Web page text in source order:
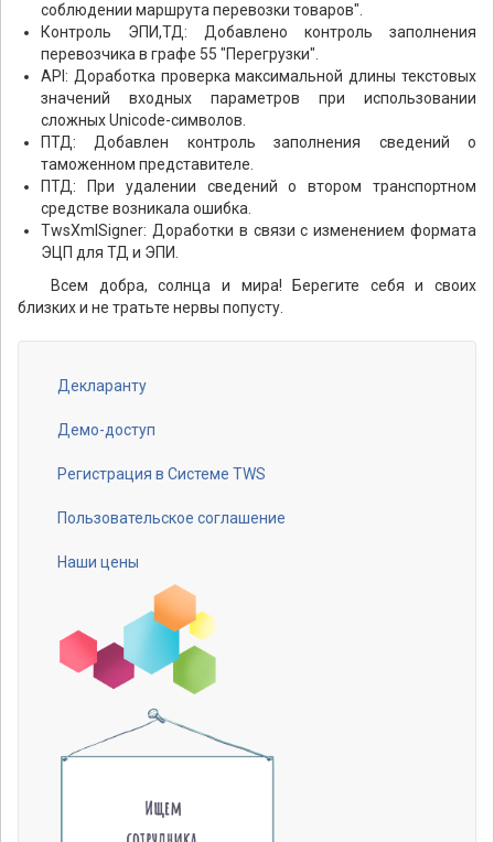
соблюдении маршрута перевозки товаров".
Контроль ЭПИ,ТД: Добавлено контроль заполнения
перевозчика в графе 55 "Перегрузки".
API: Доработка проверка максимальной длины текстовых
значений входных параметров при использовании
сложных Unicode-символов.
ПТД: Добавлен контроль заполнения сведений о
таможенном представителе.
ПТД: При удалении сведений о втором транспортном
средстве возникала ошибка.
TwsXmlSigner: Доработки в связи с изменением формата
ЭЦП для ТД и ЭПИ.
Всем добра, солнца и мира! Берегите себя и своих
близких и не тратьте нервы попусту.
Footer
menu
Декларанту
Демо-доступ
Регистрация в Системе TWS
Пользовательское соглашение
Наши цены